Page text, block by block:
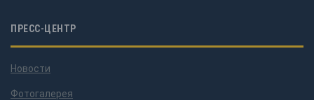
ПРЕСС-ЦЕНТР
Новости
Фотогалерея